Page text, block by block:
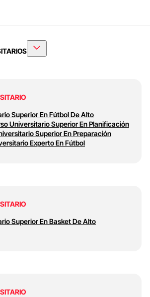
Superior En Fútbol De Alto
Universitario Superior En Planificación
Superior En Preparación
Experto En Fútbol
Superior En Basket De Alto